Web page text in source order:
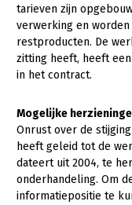
Mens,
Internationaal
Sectoren
Biologische
Geitenhouderij
Kalverhouderij
tarieven zijn
verwerking en
restproducten. De
zitting heeft, heeft
in het contract.
Mogelijke
Onrust over de
heeft geleid tot de
dateert uit 2004, te
onderhandeling. Om
informatiepositie te